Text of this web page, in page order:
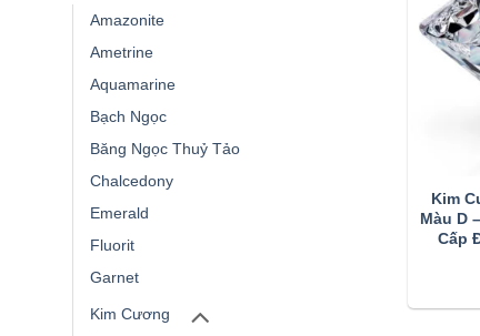
Amazonite
Ametrine
Aquamarine
Bạch Ngọc
Băng Ngọc Thuỷ Tảo
Chalcedony
Emerald
Fluorit
Garnet
Kim Cương
Kim
Màu D
Cấp